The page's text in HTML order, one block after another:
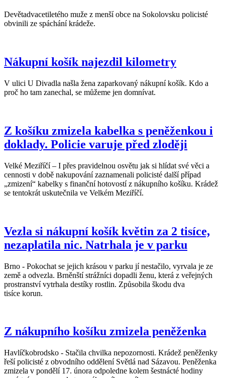
Devětadvacetiletého muže z menší obce na Sokolovsku policisté
obvinili ze spáchání krádeže.
Nákupní košík najezdil kilometry
V ulici U Divadla našla žena zaparkovaný nákupní košík. Kdo a
proč ho tam zanechal, se můžeme jen domnívat.
Z košíku zmizela kabelka s peněženkou i
doklady. Policie varuje před zloději
Velké Meziříčí – I přes pravidelnou osvětu jak si hlídat své věci a
cennosti v době nakupování zaznamenali policisté další případ
„zmizení“ kabelky s finanční hotovostí z nákupního košíku. Krádež
se tentokrát uskutečnila ve Velkém Meziříčí.
Vezla si nákupní košík květin za 2 tisíce,
nezaplatila nic. Natrhala je v parku
Brno - Pokochat se jejich krásou v parku jí nestačilo, vyrvala je ze
země a odvezla. Brněnští strážníci dopadli ženu, která z veřejných
prostranství vytrhala destíky rostlin. Způsobila škodu dva
tisíce korun.
Z nákupního košíku zmizela peněženka
Havlíčkobrodsko - Stačila chvilka nepozornosti. Krádež peněženky
řeší policisté z obvodního oddělení Světlá nad Sázavou. Peněženka
zmizela v pondělí 17. února odpoledne kolem šestnácté hodiny